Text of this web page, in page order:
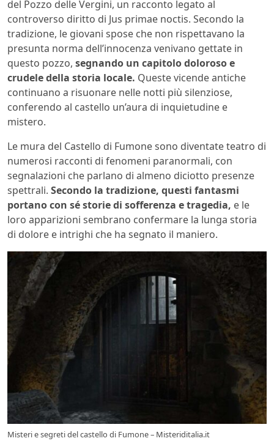
del Pozzo delle Vergini, un racconto legato al
controverso diritto di Jus primae noctis. Secondo la
tradizione, le giovani spose che non rispettavano la
presunta norma dell’innocenza venivano gettate in
questo pozzo, segnando un capitolo doloroso e
crudele della storia locale. Queste vicende antiche
continuano a risuonare nelle notti più silenziose,
conferendo al castello un’aura di inquietudine e
mistero.
Le mura del Castello di Fumone sono diventate teatro di
numerosi racconti di fenomeni paranormali, con
segnalazioni che parlano di almeno diciotto presenze
spettrali. Secondo la tradizione, questi fantasmi
portano con sé storie di sofferenza e tragedia, e le
loro apparizioni sembrano confermare la lunga storia
di dolore e intrighi che ha segnato il maniero.
Misteri e segreti del castello di Fumone – Misteriditalia.it